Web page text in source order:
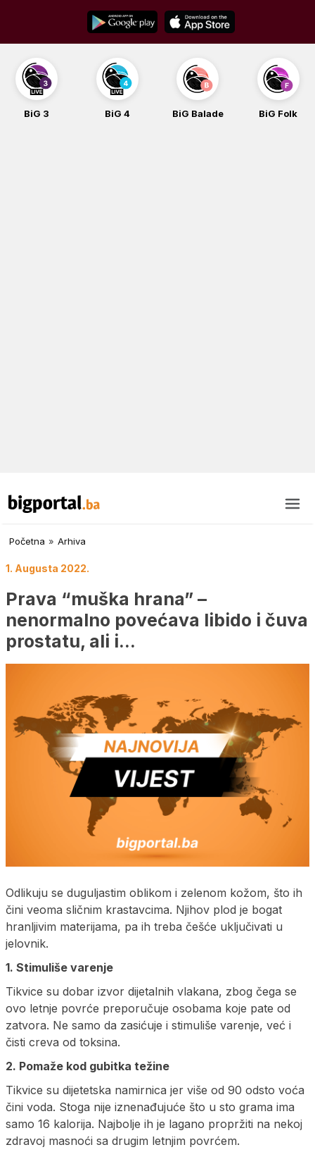
content
BiG 3 BiG 4 BiG Balade BiG Folk
Početna » Arhiva
1. Augusta 2022.
Prava “muška hrana” –
nenormalno povećava libido i čuva
prostatu, ali i…
Odlikuju se duguljastim oblikom i zelenom kožom, što ih
čini veoma sličnim krastavcima. Njihov plod je bogat
hranljivim materijama, pa ih treba češće uključivati u
jelovnik.
1. Stimuliše varenje
Tikvice su dobar izvor dijetalnih vlakana, zbog čega se
ovo letnje povrće preporučuje osobama koje pate od
zatvora. Ne samo da zasićuje i stimuliše varenje, već i
čisti creva od toksina.
2. Pomaže kod gubitka težine
Tikvice su dijetetska namirnica jer više od 90 odsto voća
čini voda. Stoga nije iznenađujuće što u sto grama ima
samo 16 kalorija. Najbolje ih je lagano propržiti na nekoj
zdravoj masnoći sa drugim letnjim povrćem.